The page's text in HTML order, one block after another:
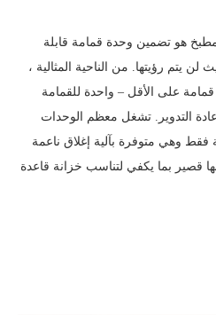
هو تضمين وحدة قمامة قابلة
يتم رؤيتها. من الناحية المثالية ،
على الأقل – واحدة للقمامة
التدوير. تشغل معظم الوحدات
مساحة 18 بوصة فقط وهي متوفرة بآلية إغلاق ناعمة
قصير بما يكفي لتناسب خزانة قاعدة